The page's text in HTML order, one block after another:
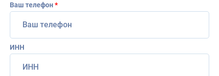
Ваш телефон*
ИНН